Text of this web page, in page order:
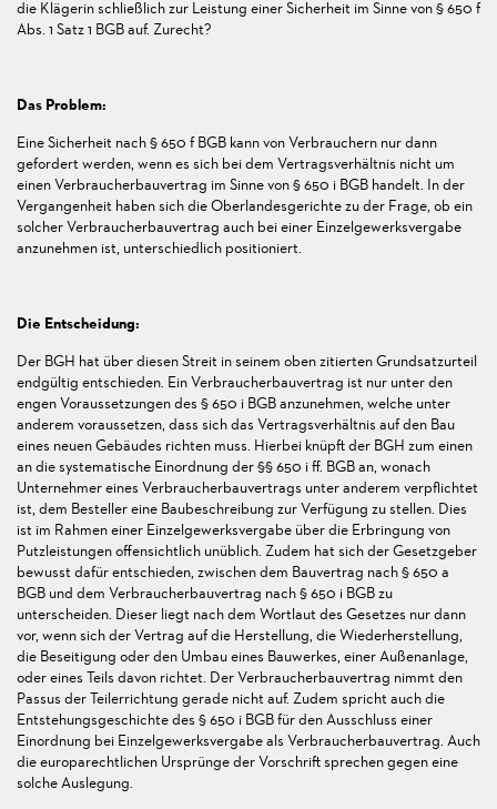
die Klägerin schließlich zur Leistung einer Sicherheit im Sinne von § 650 f
Abs. 1 Satz 1 BGB auf. Zurecht?
Das Problem:
Eine Sicherheit nach § 650 f BGB kann von Verbrauchern nur dann
gefordert werden, wenn es sich bei dem Vertragsverhältnis nicht um
einen Verbraucherbauvertrag im Sinne von § 650 i BGB handelt. In der
Vergangenheit haben sich die Oberlandesgerichte zu der Frage, ob ein
solcher Verbraucherbauvertrag auch bei einer Einzelgewerksvergabe
anzunehmen ist, unterschiedlich positioniert.
Die Entscheidung:
Der BGH hat über diesen Streit in seinem oben zitierten Grundsatzurteil
endgültig entschieden. Ein Verbraucherbauvertrag ist nur unter den
engen Voraussetzungen des § 650 i BGB anzunehmen, welche unter
anderem voraussetzen, dass sich das Vertragsverhältnis auf den Bau
eines neuen Gebäudes richten muss. Hierbei knüpft der BGH zum einen
an die systematische Einordnung der §§ 650 i ff. BGB an, wonach
Unternehmer eines Verbraucherbauvertrags unter anderem verpflichtet
ist, dem Besteller eine Baubeschreibung zur Verfügung zu stellen. Dies
ist im Rahmen einer Einzelgewerksvergabe über die Erbringung von
Putzleistungen offensichtlich unüblich. Zudem hat sich der Gesetzgeber
bewusst dafür entschieden, zwischen dem Bauvertrag nach § 650 a
BGB und dem Verbraucherbauvertrag nach § 650 i BGB zu
unterscheiden. Dieser liegt nach dem Wortlaut des Gesetzes nur dann
vor, wenn sich der Vertrag auf die Herstellung, die Wiederherstellung,
die Beseitigung oder den Umbau eines Bauwerkes, einer Außenanlage,
oder eines Teils davon richtet. Der Verbraucherbauvertrag nimmt den
Passus der Teilerrichtung gerade nicht auf. Zudem spricht auch die
Entstehungsgeschichte des § 650 i BGB für den Ausschluss einer
Einordnung bei Einzelgewerksvergabe als Verbraucherbauvertrag. Auch
die europarechtlichen Ursprünge der Vorschrift sprechen gegen eine
solche Auslegung.